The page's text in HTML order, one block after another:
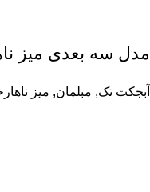
مدل سه بعدی میز
آبجکت تک, مبلمان, میز